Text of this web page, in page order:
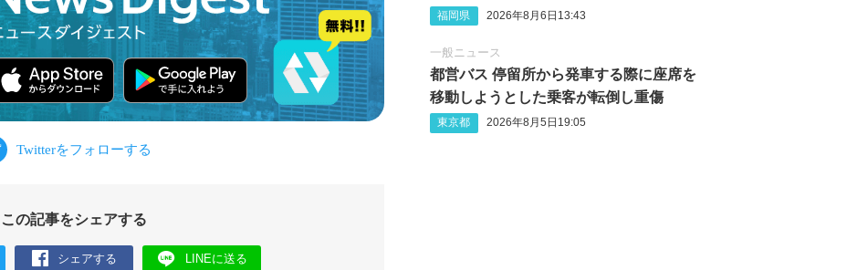
この記事をシェアする
シェアする LINEに送る
福岡県 2026年8月6日13:43
一般ニュース
都営バス 停留所から発車する際に座席を
移動しようとした乗客が転倒し重傷
東京都 2026年8月5日19:05